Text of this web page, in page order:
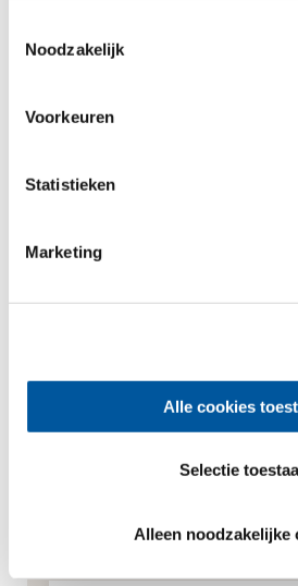
kader van uw gebruik van de
Noodzakelijk
Voorkeuren
Statistieken
Marketing
Alle cookies
Selectie
Alleen noodzakelijke
Uw persoonlijke gegevens
Voornaam*